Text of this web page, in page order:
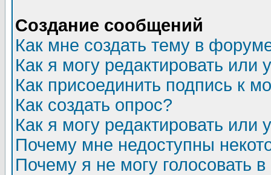
Создание сообщений
Как мне создать тему в
Как я могу редактировать или
Как присоединить подпись к
Как создать опрос?
Как я могу редактировать или
Почему мне недоступны
Почему я не могу голосовать